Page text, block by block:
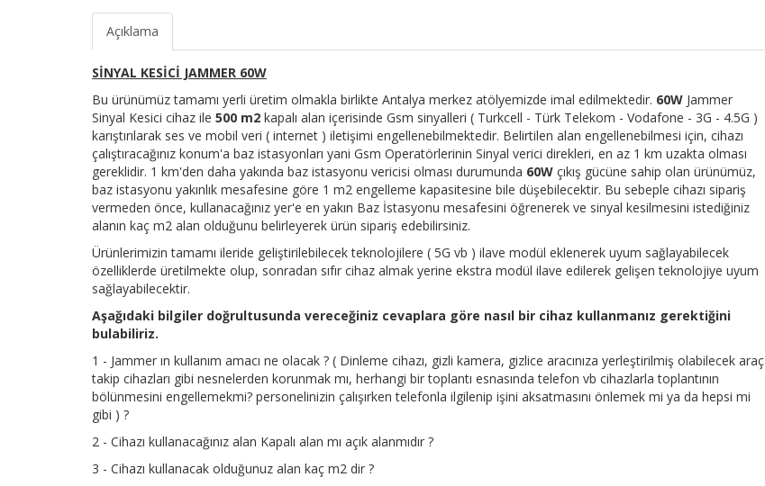
Açıklama
SİNYAL KESİCİ JAMMER 60W
Bu ürünümüz tamamı yerli üretim olmakla birlikte Antalya merkez atölyemizde imal edilmektedir. 60W Jammer
Sinyal Kesici cihaz ile 500 m2 kapalı alan içerisinde Gsm sinyalleri ( Turkcell - Türk Telekom - Vodafone - 3G - 4.5G )
karıştırılarak ses ve mobil veri ( internet ) iletişimi engellenebilmektedir. Belirtilen alan engellenebilmesi için, cihazı
çalıştıracağınız konum'a baz istasyonları yani Gsm Operatörlerinin Sinyal verici direkleri, en az 1 km uzakta olması
gereklidir. 1 km'den daha yakında baz istasyonu vericisi olması durumunda 60W çıkış gücüne sahip olan ürünümüz,
baz istasyonu yakınlık mesafesine göre 1 m2 engelleme kapasitesine bile düşebilecektir. Bu sebeple cihazı sipariş
vermeden önce, kullanacağınız yer'e en yakın Baz İstasyonu mesafesini öğrenerek ve sinyal kesilmesini istediğiniz
alanın kaç m2 alan olduğunu belirleyerek ürün sipariş edebilirsiniz.
Ürünlerimizin tamamı ileride geliştirilebilecek teknolojilere ( 5G vb ) ilave modül eklenerek uyum sağlayabilecek
özelliklerde üretilmekte olup, sonradan sıfır cihaz almak yerine ekstra modül ilave edilerek gelişen teknolojiye uyum
sağlayabilecektir.
Aşağıdaki bilgiler doğrultusunda vereceğiniz cevaplara göre nasıl bir cihaz kullanmanız gerektiğini
bulabiliriz.
1 - Jammer ın kullanım amacı ne olacak ? ( Dinleme cihazı, gizli kamera, gizlice aracınıza yerleştirilmiş olabilecek araç
takip cihazları gibi nesnelerden korunmak mı, herhangi bir toplantı esnasında telefon vb cihazlarla toplantının
bölünmesini engellemekmi? personelinizin çalışırken telefonla ilgilenip işini aksatmasını önlemek mi ya da hepsi mi
gibi ) ?
2 - Cihazı kullanacağınız alan Kapalı alan mı açık alanmıdır ?
3 - Cihazı kullanacak olduğunuz alan kaç m2 dir ?